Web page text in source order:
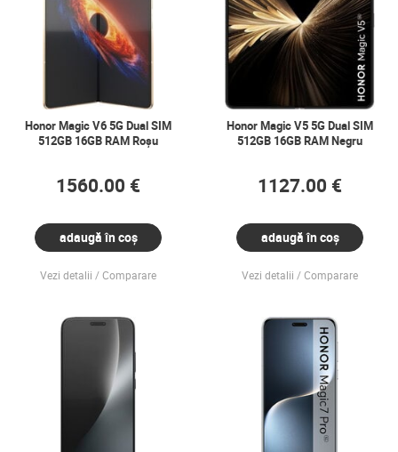
Honor Magic V6 5G Dual SIM
512GB 16GB RAM Roșu
1560.00 €
adaugă în coș
Vezi detalii Comparare
Honor Magic V5 5G Dual SIM
512GB 16GB RAM Negru
1127.00 €
adaugă în coș
Vezi detalii Comparare